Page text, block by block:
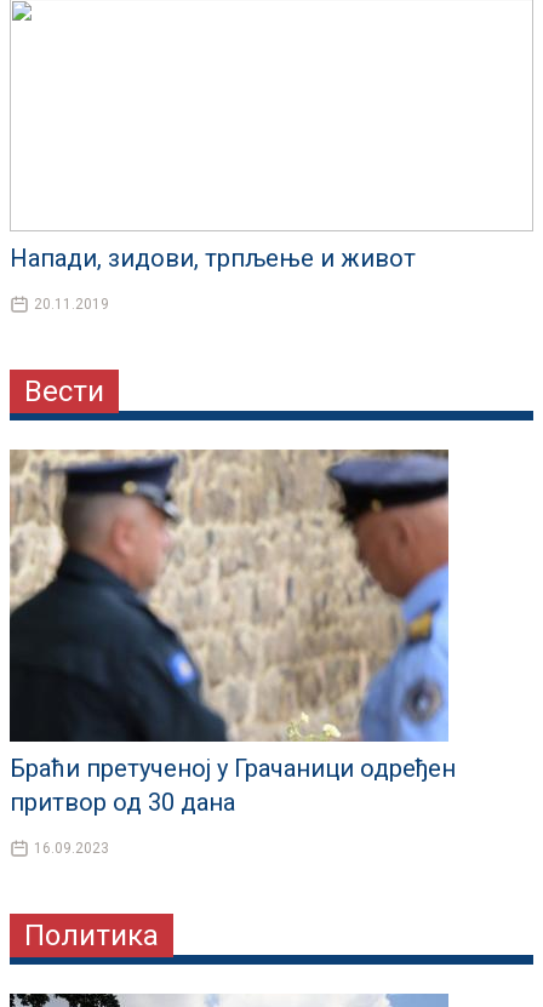
Напади, зидови, трпљење и живот
20.11.2019
Вести
Браћи претученој у Грачаници одређен
притвор од 30 дана
16.09.2023
Политика